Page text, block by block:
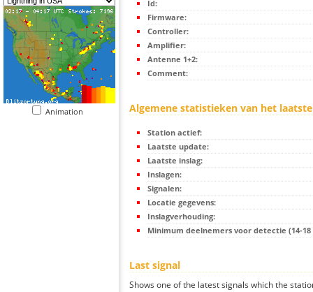
Animation
Id:
Firmware:
Controller:
Amplifier:
Antenne 1+2:
Comment:
Algemene statistieken van het
Station actief:
Laatste update:
Laatste inslag:
Inslagen:
Signalen:
Locatie gegevens:
Inslagverhouding:
Minimum deelnemers voor detectie (14-
Last signal
Shows one of the latest signals which the